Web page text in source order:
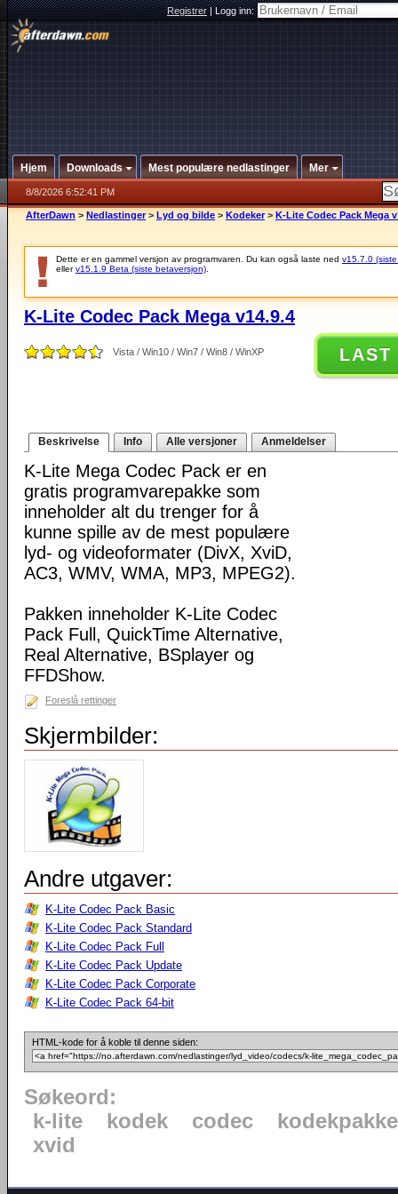
Registrer|Logg inn:
Hjem Downloads Mest populære nedlastinger Mer
8/8/2026 6:52:41 PM
AfterDawn > Nedlastinger > Lyd og bilde > Kodeker > K-Lite Codec Pack Mega
Dette er en gammel versjon av programvaren. Du kan også laste ned v15.7.0
ellerv15.1.9 Beta (siste betaversjon)
K-Lite Codec Pack Mega v14.9.4
Vista / Win10 / Win7 / Win8 / WinXP LAST
Beskrivelse Info Alle versjoner Anmeldelser
K-Lite Mega Codec Pack er en
gratis programvarepakke som
inneholder alt du trenger for å
kunne spille av de mest populære
lyd- og videoformater (DivX, XviD,
AC3, WMV, WMA, MP3, MPEG2).
Pakken inneholder K-Lite Codec
Pack Full, QuickTime Alternative,
Real Alternative, BSplayer og
FFDShow.
Foreslå rettinger
Skjermbilder:
Andre utgaver:
K-Lite Codec Pack Basic
K-Lite Codec Pack Standard
K-Lite Codec Pack Full
K-Lite Codec Pack Update
K-Lite Codec Pack Corporate
K-Lite Codec Pack 64-bit
HTML-kode for å koble til denne siden:
Søkeord:
k-lite
kodek codec
kodekpakke
xvid